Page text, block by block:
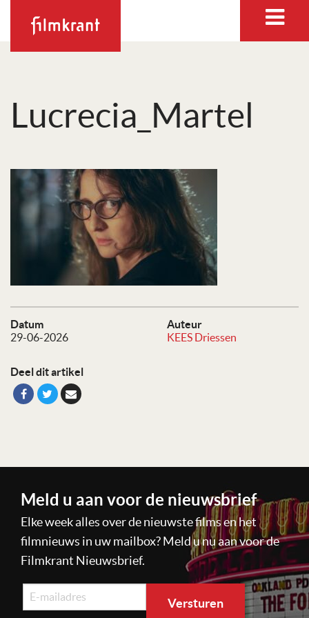
Lucrecia_Martel
Datum
29-06-2026
Auteur
KEES Driessen
Deel dit artikel
Meld u aan voor de nieuwsbrief
Elke week alles over de nieuwste films en het
filmnieuws in uw mailbox? Meld u nu aan voor de
Filmkrant Nieuwsbrief.